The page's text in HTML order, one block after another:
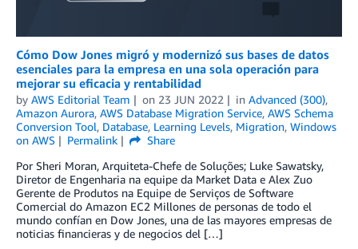
Cómo Dow Jones migró y modernizó sus bases de datos
esenciales para la empresa en una sola operación para
mejorar su eficacia y rentabilidad
by AWS Editorial Team on 23 JUN 2022 in Advanced (300),
Amazon Aurora, AWS Database Migration Service, AWS Schema
Conversion Tool, Database, Learning Levels, Migration, Windows
on AWS
Permalink
Share
Por Sheri Moran, Arquiteta-Chefe de Soluções; Luke Sawatsky,
Diretor de Engenharia na equipe da Market Data e Alex Zuo
Gerente de Produtos na Equipe de Serviços de Software
Comercial do Amazon EC2 Millones de personas de todo el
mundo confían en Dow Jones, una de las mayores empresas de
noticias financieras y de negocios del […]